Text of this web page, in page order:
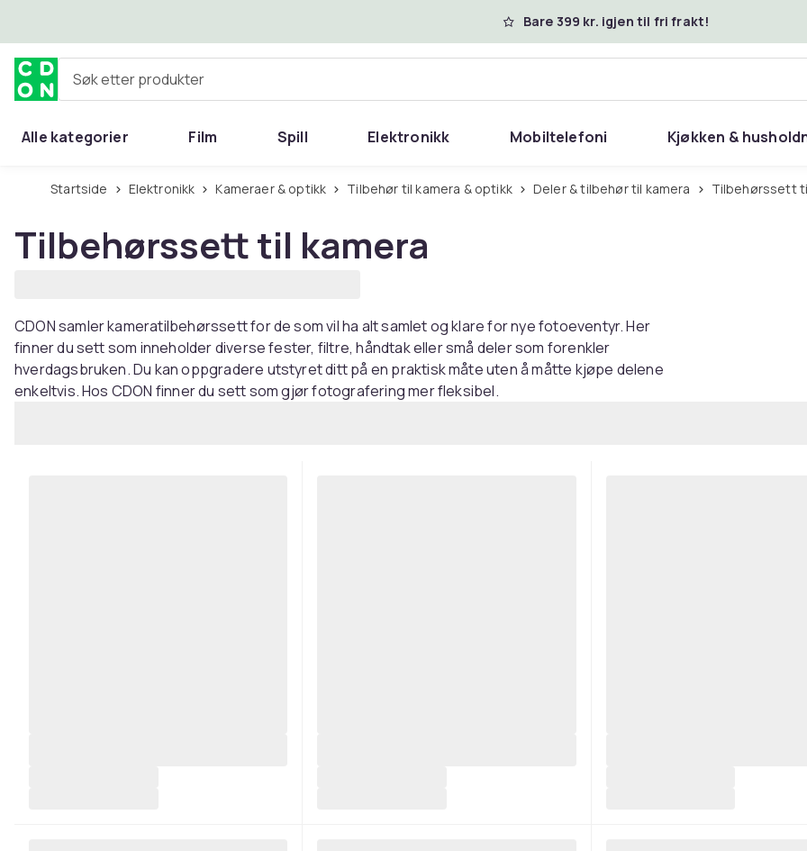
Bare 399 kr. igjen til fri frakt!
Søk etter produkter
Alle kategorier Film Spill Elektronikk Mobiltelefoni Kjøkken &
Startside Elektronikk Kameraer & optikk Tilbehør til kamera & optikk Deler & tilbehør til kamera Tilbehørssett
Tilbehørssett til kamera
CDON samler kameratilbehørssett for de som vil ha alt samlet og klare for nye fotoeventyr. Her
finner du sett som inneholder diverse fester, filtre, håndtak eller små deler som forenkler
hverdagsbruken. Du kan oppgradere utstyret ditt på en praktisk måte uten å måtte kjøpe delene
enkeltvis. Hos CDON finner du sett som gjør fotografering mer fleksibel.